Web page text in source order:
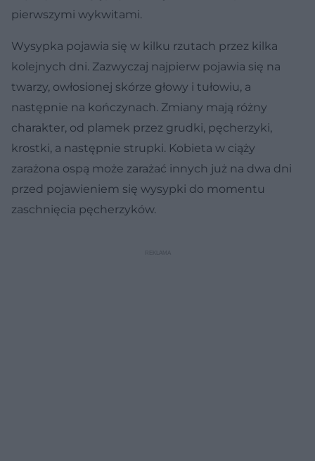
pierwszymi wykwitami.
Wysypka pojawia się w kilku rzutach przez kilka
kolejnych dni. Zazwyczaj najpierw pojawia się na
twarzy, owłosionej skórze głowy i tułowiu, a
następnie na kończynach. Zmiany mają różny
charakter, od plamek przez grudki, pęcherzyki,
krostki, a następnie strupki. Kobieta w ciąży
zarażona ospą może zarażać innych już na dwa dni
przed pojawieniem się wysypki do momentu
zaschnięcia pęcherzyków.